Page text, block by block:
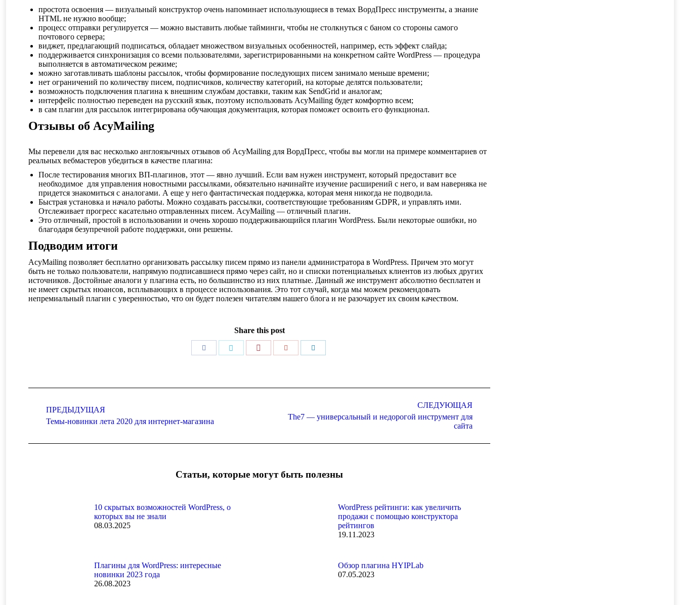
простота освоения — визуальный конструктор очень напоминает использующиеся в темах ВордПресс инструменты, а знание
HTML не нужно вообще;
процесс отправки регулируется — можно выставить любые тайминги, чтобы не столкнуться с баном со стороны самого
почтового сервера;
виджет, предлагающий подписаться, обладает множеством визуальных особенностей, например, есть эффект слайда;
поддерживается синхронизация со всеми пользователями, зарегистрированными на конкретном сайте WordPress — процедура
выполняется в автоматическом режиме;
можно заготавливать шаблоны рассылок, чтобы формирование последующих писем занимало меньше времени;
нет ограничений по количеству писем, подписчиков, количеству категорий, на которые делятся пользователи;
возможность подключения плагина к внешним службам доставки, таким как SendGrid и аналогам;
интерфейс полностью переведен на русский язык, поэтому использовать AcyMailing будет комфортно всем;
в сам плагин для рассылок интегрирована обучающая документация, которая поможет освоить его функционал.
Отзывы об AcyMailing
Мы перевели для вас несколько англоязычных отзывов об AcyMailing для ВордПресс, чтобы вы могли на примере комментариев от
реальных вебмастеров убедиться в качестве плагина:
После тестирования многих ВП-плагинов, этот — явно лучший. Если вам нужен инструмент, который предоставит все
необходимое для управления новостными рассылками, обязательно начинайте изучение расширений с него, и вам наверняка не
придется знакомиться с аналогами. А еще у него фантастическая поддержка, которая меня никогда не подводила.
Быстрая установка и начало работы. Можно создавать рассылки, соответствующие требованиям GDPR, и управлять ими.
Отслеживает прогресс касательно отправленных писем. AcyMailing — отличный плагин.
Это отличный, простой в использовании и очень хорошо поддерживающийся плагин WordPress. Были некоторые ошибки, но
благодаря безупречной работе поддержки, они решены.
Подводим итоги
AcyMailing позволяет бесплатно организовать рассылку писем прямо из панели администратора в WordPress. Причем это могут
быть не только пользователи, напрямую подписавшиеся прямо через сайт, но и списки потенциальных клиентов из любых других
источников. Достойные аналоги у плагина есть, но большинство из них платные. Данный же инструмент абсолютно бесплатен и
не имеет скрытых нюансов, всплывающих в процессе использования. Это тот случай, когда мы можем рекомендовать
непремиальный плагин с уверенностью, что он будет полезен читателям нашего блога и не разочарует их своим качеством.
Share this post
ПоделитьсяПоделитьсяПоделитьсяПоделитьсяПоделиться
записям
ПРЕДЫДУЩАЯ
Предыдущая
Темы-новинки лета 2020 для интернет-магазина
СЛЕДУЮЩАЯ
Следующая
The7 — универсальный и недорогой инструмент для
сайта
Статьи, которые могут быть полезны
10 скрытых возможностей WordPress, о
которых вы не знали
08.03.2025
WordPress рейтинги: как увеличить
продажи с помощью конструктора
рейтингов
19.11.2023
Плагины для WordPress: интересные
новинки 2023 года
26.08.2023
Обзор плагина HYIPLab
07.05.2023